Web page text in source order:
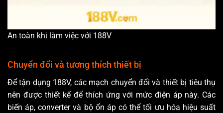
An toàn khi làm việc với 188V
Chuyển đổi và tương thích thiết bị
Để tận dụng 188V, các mạch chuyển đổi và thiết bị tiêu thụ
nên được thiết kế để thích ứng với mức điện áp này. Các
biến áp, converter và bộ ổn áp có thể tối ưu hóa hiệu suất